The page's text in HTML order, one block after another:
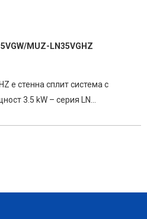
MUZ-LN35VGHZ
е стенна сплит система с
3.5 kW – серия LN…